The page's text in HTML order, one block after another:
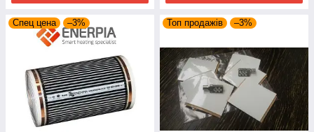
Спец цена –3% Топ продажів –3%